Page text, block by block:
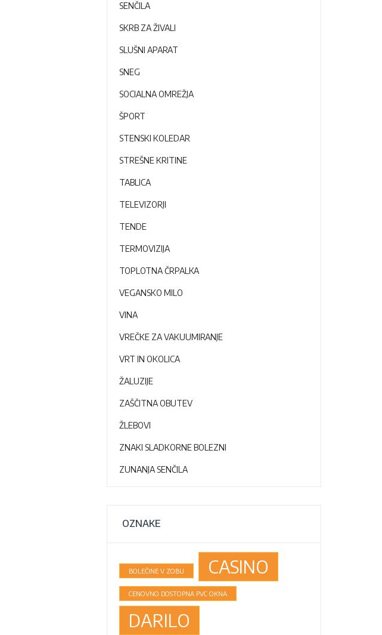
SENČILA
SKRB ZA ŽIVALI
SLUŠNI APARAT
SNEG
SOCIALNA OMREŽJA
ŠPORT
STENSKI KOLEDAR
STREŠNE KRITINE
TABLICA
TELEVIZORJI
TENDE
TERMOVIZIJA
TOPLOTNA ČRPALKA
VEGANSKO MILO
VINA
VREČKE ZA VAKUUMIRANJE
VRT IN OKOLICA
ŽALUZIJE
ZAŠČITNA OBUTEV
ŽLEBOVI
ZNAKI SLADKORNE BOLEZNI
ZUNANJA SENČILA
OZNAKE
BOLEČINE V ZOBU CASINO
CENOVNO DOSTOPNA PVC OKNA
DARILO